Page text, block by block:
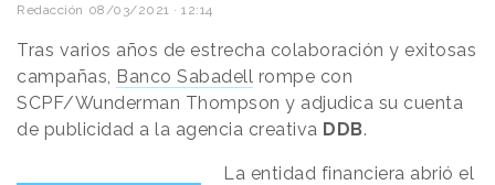
Redacción 08/03/2021 · 12:14
Tras varios años de estrecha colaboración y exitosas
campañas, Banco Sabadell rompe con
SCPF/Wunderman Thompson y adjudica su cuenta
de publicidad a la agencia creativa DDB.
La entidad financiera abrió el